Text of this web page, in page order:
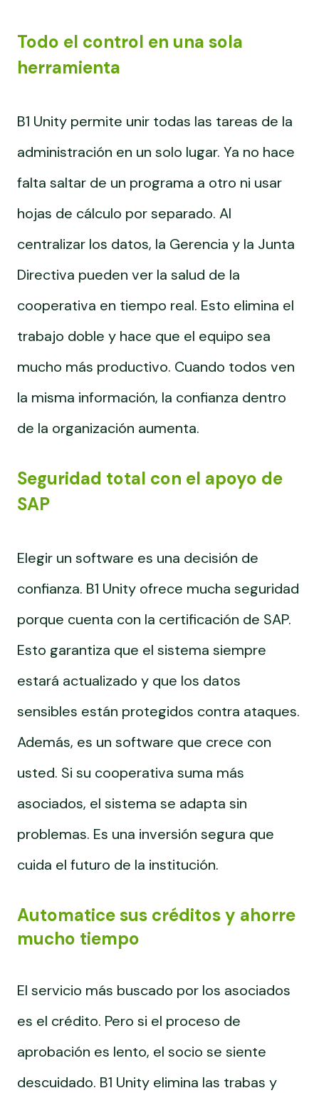
Todo el control en una sola
herramienta
B1 Unity permite unir todas las tareas de la
administración en un solo lugar. Ya no hace
falta saltar de un programa a otro ni usar
hojas de cálculo por separado. Al
centralizar los datos, la Gerencia y la Junta
Directiva pueden ver la salud de la
cooperativa en tiempo real. Esto elimina el
trabajo doble y hace que el equipo sea
mucho más productivo. Cuando todos ven
la misma información, la confianza dentro
de la organización aumenta.
Seguridad total con el apoyo de
SAP
Elegir un software es una decisión de
confianza. B1 Unity ofrece mucha seguridad
porque cuenta con la certificación de SAP.
Esto garantiza que el sistema siempre
estará actualizado y que los datos
sensibles están protegidos contra ataques.
Además, es un software que crece con
usted. Si su cooperativa suma más
asociados, el sistema se adapta sin
problemas. Es una inversión segura que
cuida el futuro de la institución.
Automatice sus créditos y ahorre
mucho tiempo
El servicio más buscado por los asociados
es el crédito. Pero si el proceso de
aprobación es lento, el socio se siente
descuidado. B1 Unity elimina las trabas y